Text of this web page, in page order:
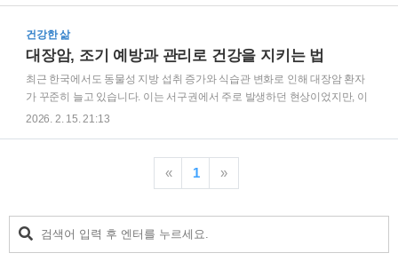
건강한 삶
대장암, 조기 예방과 관리로 건강을 지키는 법
최근 한국에서도 동물성 지방 섭취 증가와 식습관 변화로 인해 대장암 환자
가 꾸준히 늘고 있습니다. 이는 서구권에서 주로 발생하던 현상이었지만, 이
제는 국내에서도 대장암이 흔한 질병으로 자리 잡았습니다. 2023년 기준 대
하며, 고령화가 점차 가속화됨에 따라 앞으로 환자 수가 더욱 증가할 것으로
전망됩니다. 대장암은 초기에는 증상이 잘 나타나지 않아 조기 발견과 예방
은 환경적 요인과 유전적 요인이 복합적으로 작용하여..
2026. 2. 15. 21:13
« 1 »